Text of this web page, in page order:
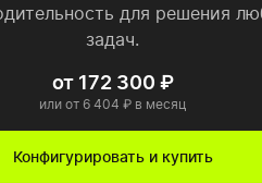
для решения
задач.
от 172 300 ₽
или от 6 404 ₽ в месяц
Конфигурировать и купить